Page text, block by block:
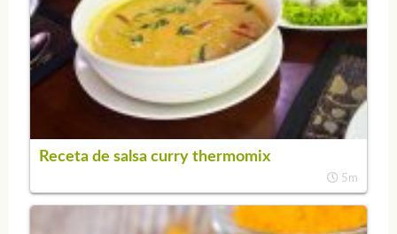
Receta de salsa curry thermomix
5m